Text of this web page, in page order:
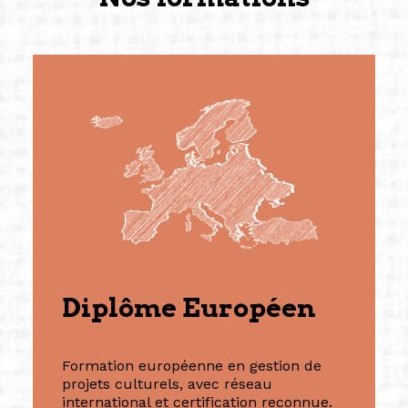
Diplôme Européen
Formation européenne en gestion de
projets culturels, avec réseau
international et certification reconnue.